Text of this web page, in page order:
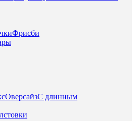
Фрисби
ОверсайзС длинным